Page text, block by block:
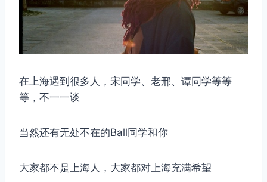
在上海遇到很多人，宋同学、老邢、谭同学等等
等，不一一谈
当然还有无处不在的Ball同学和你
大家都不是上海人，大家都对上海充满希望